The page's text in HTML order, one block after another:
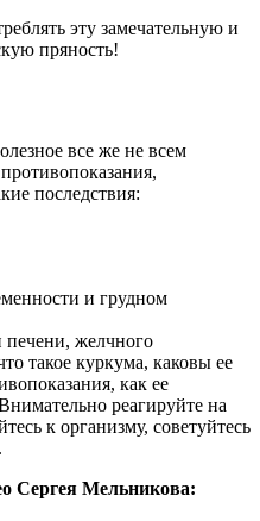
эту замечательную и
пряность!
все же не всем
последствия:
и грудном
печени, желчного
такое куркума, каковы ее
как ее
реагируйте на
к организму, советуйтесь
Сергея Мельникова: